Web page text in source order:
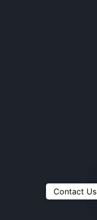
Contact Us